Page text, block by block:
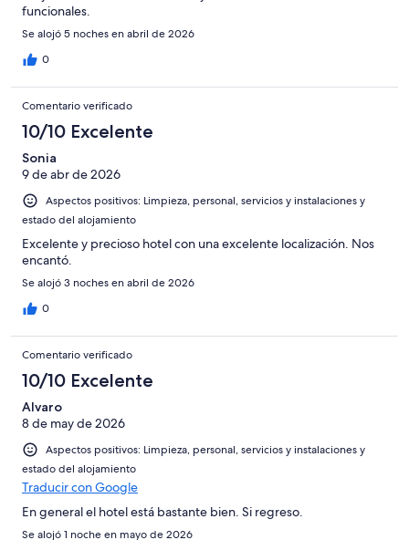
funcionales.
Se alojó 5 noches en abril de 2026
0
Comentario verificado
10/10 Excelente
Sonia
9 de abr de 2026
Aspectos positivos: Limpieza, personal, servicios y instalaciones y
estado del alojamiento
Excelente y precioso hotel con una excelente localización. Nos
encantó.
Se alojó 3 noches en abril de 2026
0
Comentario verificado
10/10 Excelente
Alvaro
8 de may de 2026
Aspectos positivos: Limpieza, personal, servicios y instalaciones y
estado del alojamiento
Traducir con Google
En general el hotel está bastante bien. Si regreso.
Se alojó 1 noche en mayo de 2026